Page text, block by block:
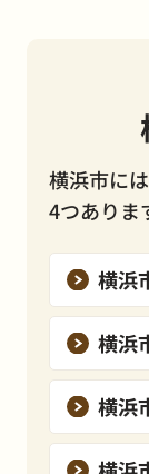
横浜市に
4つありま
横浜
横浜
横浜